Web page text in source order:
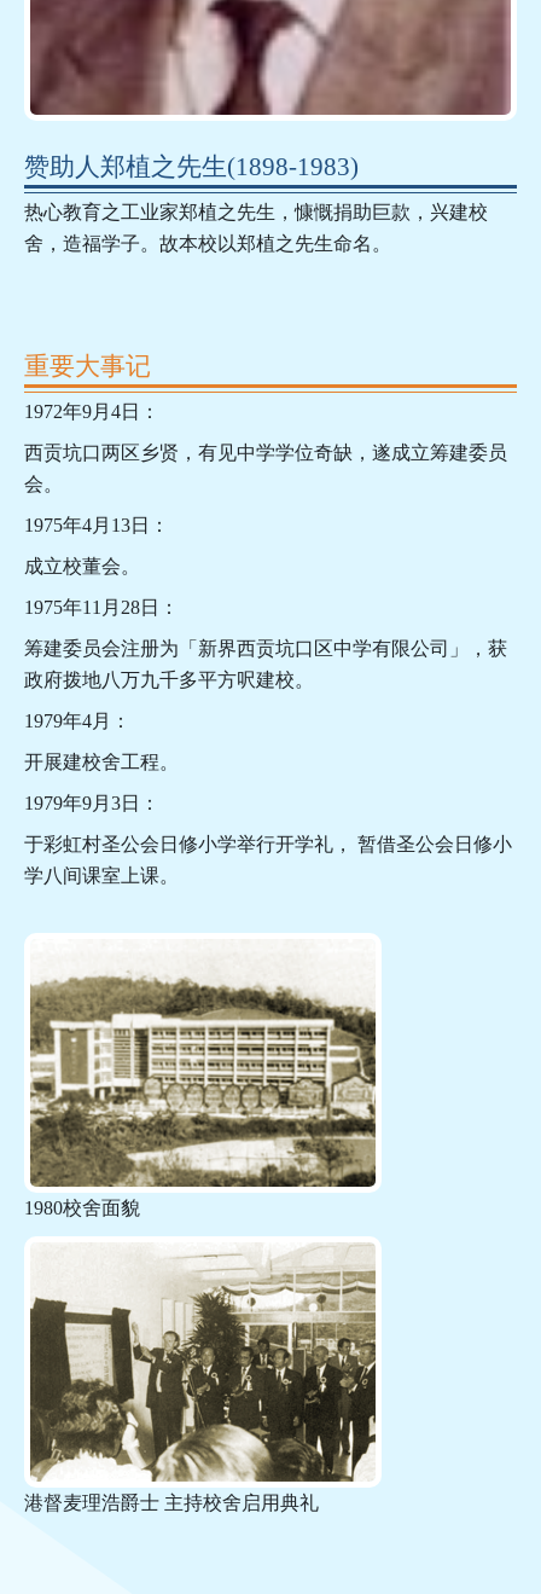
赞助人郑植之先生(1898-1983)
热心教育之工业家郑植之先生，慷慨捐助巨款，兴建校
舍，造福学子。故本校以郑植之先生命名。
重要大事记
1972年9月4日：
西贡坑口两区乡贤，有见中学学位奇缺，遂成立筹建委员
会。
1975年4月13日：
成立校董会。
1975年11月28日：
筹建委员会注册为「新界西贡坑口区中学有限公司」，获
政府拨地八万九千多平方呎建校。
1979年4月：
开展建校舍工程。
1979年9月3日：
于彩虹村圣公会日修小学举行开学礼， 暂借圣公会日修小
学八间课室上课。
1980校舍面貌
港督麦理浩爵士 主持校舍启用典礼